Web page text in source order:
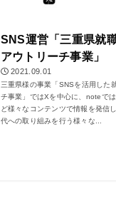
SNS運営「三重県就
アウトリーチ事業」
2021.09.01
三重県様の事業「SNSを活用した
チ事業」ではXを中心に、noteで
ど様々なコンテンツで情報を発信
代への取り組みを行う様々な...